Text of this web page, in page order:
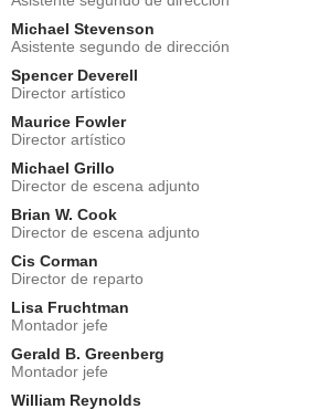
Michael Stevenson
Asistente segundo de dirección
Spencer Deverell
Director artístico
Maurice Fowler
Director artístico
Michael Grillo
Director de escena adjunto
Brian W. Cook
Director de escena adjunto
Cis Corman
Director de reparto
Lisa Fruchtman
Montador jefe
Gerald B. Greenberg
Montador jefe
William Reynolds